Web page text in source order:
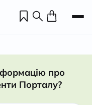
про
Порталу?